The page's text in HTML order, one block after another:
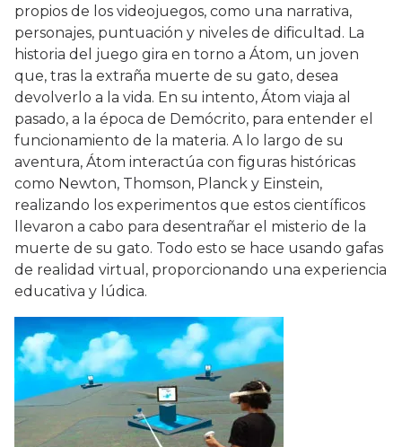
propios de los videojuegos, como una narrativa,
personajes, puntuación y niveles de dificultad. La
historia del juego gira en torno a Átom, un joven
que, tras la extraña muerte de su gato, desea
devolverlo a la vida. En su intento, Átom viaja al
pasado, a la época de Demócrito, para entender el
funcionamiento de la materia. A lo largo de su
aventura, Átom interactúa con figuras históricas
como Newton, Thomson, Planck y Einstein,
realizando los experimentos que estos científicos
llevaron a cabo para desentrañar el misterio de la
muerte de su gato. Todo esto se hace usando gafas
de realidad virtual, proporcionando una experiencia
educativa y lúdica.